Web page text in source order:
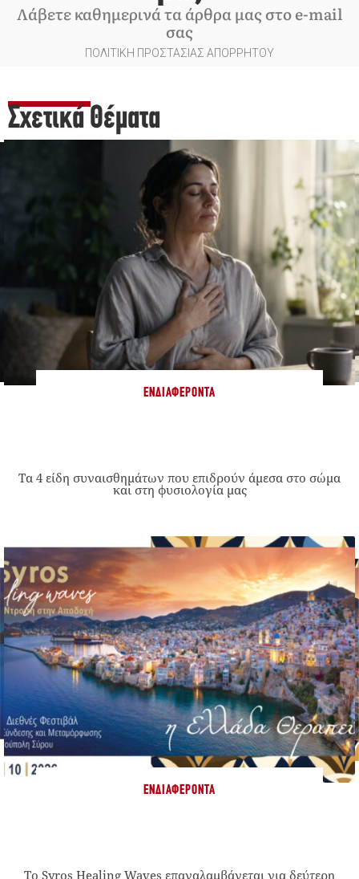
Λάβετε καθημερινά τα άρθρα μας στο e-mail
σας
ΠΟΛΙΤΙΚΗ ΠΡΟΣΤΑΣΙΑΣ ΑΠΟΡΡΗΤΟΥ
Σχετικά Θέματα
ΕΝΔΙΑΦΈΡΟΝΤΑ
Τα 4 είδη συναισθημάτων που επιδρούν άμεσα στο σώμα
και στη φυσιολογία μας
ΕΝΔΙΑΦΈΡΟΝΤΑ
Το Syros Healing Waves επαναλαμβάνεται για δεύτερη